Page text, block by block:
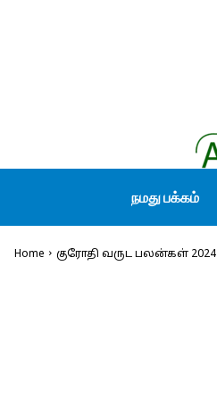
நமது பக்கம்
Home குரோதி வருட பலன்கள் 2024